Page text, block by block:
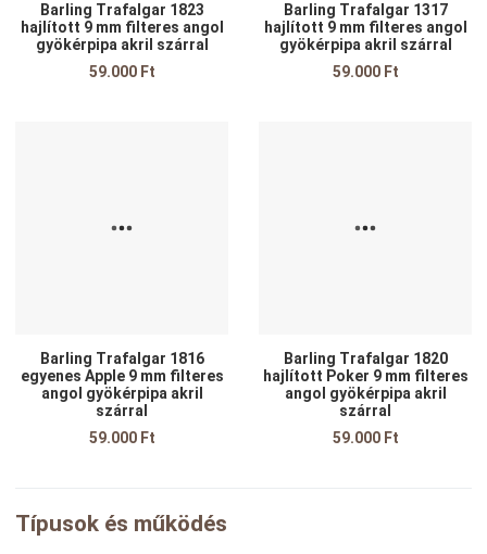
Barling Trafalgar 1823
hajlított 9 mm filteres angol
gyökérpipa akril szárral
59.000 Ft
Barling Trafalgar 1317
hajlított 9 mm filteres angol
gyökérpipa akril szárral
59.000 Ft
Barling Trafalgar 1816
egyenes Apple 9 mm filteres
angol gyökérpipa akril
szárral
59.000 Ft
Barling Trafalgar 1820
hajlított Poker 9 mm filteres
angol gyökérpipa akril
szárral
59.000 Ft
Típusok és működés